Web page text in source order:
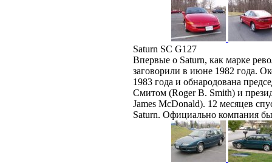
Saturn SC G127
Впервые о Saturn, как марке
заговорили в июне 1982 года.
1983 года и обнародована
Смитом (Roger B. Smith) и
James McDonald). 12 месяцев
Saturn. Официально компания